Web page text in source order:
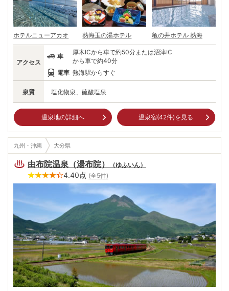
ホテルニューアカオ 熱海玉の湯ホテル 亀の井ホテル 熱海
泉質 塩化物泉、硫酸塩泉
アクセス
車
厚木ICから車で約50分または沼津IC
から車で約40分
電車 熱海駅からすぐ
温泉地の詳細へ 温泉宿(42件)を見る
九州・沖縄 大分県
由布院温泉（湯布院） （ゆふいん）
4.40点 (全5件)